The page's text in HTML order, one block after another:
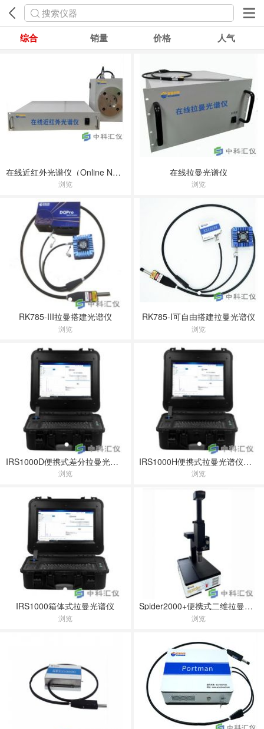
搜索仪器
综合 销量 价格 人气
在线近红外光谱仪（Online Near-Infrared Spectrometer）
浏览
在线拉曼光谱仪
浏览
RK785-III拉曼搭建光谱仪
浏览
RK785-I可自由搭建拉曼光谱仪
浏览
IRS1000D便携式差分拉曼光谱仪
浏览
IRS1000H便携式拉曼光谱仪（高配版）
浏览
IRS1000箱体式拉曼光谱仪
浏览
Spider2000+便携式二维拉曼成像光谱仪
浏览